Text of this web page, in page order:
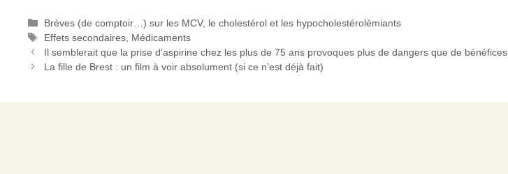
de notre vie…
Catégories
Brèves (de comptoir…) sur les MCV, le cholestérol et les hypocholestérolémiants
Étiquettes
Effets secondaires Médicaments
Il semblerait que la prise d’aspirine chez les plus de 75 ans provoques plus de dangers que de bénéfices
La fille de Brest : un film à voir absolument (si ce n’est déjà fait)